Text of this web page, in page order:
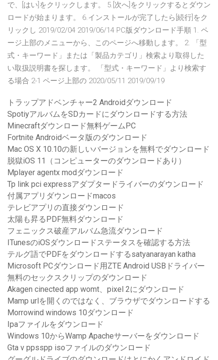
で、[はい]をクリックします。 5.[次へ]をクリックするとダウン
ロードが始まります。 6.インストールが完了したら[続行]をク
リックし 2019/02/04 2019/06/14 PC版ダウンロード手順 1. ペ
ージ上部のメニューから、このページへ移動します。 2. 「型
式・キーワード」または「製品カテゴリ」検索より取得した
い取扱説明書を探します。 「型式・キーワード」より検索す
る場合 2-1 ページ上部の 2020/05/11 2019/09/19
トラップアドベンチャー2 Androidダウンロード
SpotiyアルバムをSDカードにダウンロードする方法
Minecraftダウンロード無料ゲームPC
Fortnite Androidベータ版のダウンロード
Mac OS X 10.10の新しいバージョンを無料でダウンロード
脱獄iOS 11（コンピューターのダウンロードあり）
Mplayer agentx modダウンロード
Tp link pci expressアダプタードライバーのダウンロード
付属アプリダウンロードmacos
テレビアプリの直接ダウンロード
太陽も昇るPDF無料ダウンロード
フェニックス破産アルバム急流ダウンロード
ITunesのiOSダウンロードステータスを確認する方法
テルグ語でPDFをダウンロードするsatyanarayan katha
Microsoft PCダウンロード用ZTE Android USBドライバー
無料のセックスクリップのダウンロード
Akagen cinected app womt、pixel 2にダウンロード
Mamp urlを開くのではなく、ブラウザでダウンロードする
Morrowind windows 10ダウンロード
Ipaファイルをダウンロード
Windows 10からWamp Apacheサーバーをダウンロード
Gta v ppsspp isoファイルのダウンロード